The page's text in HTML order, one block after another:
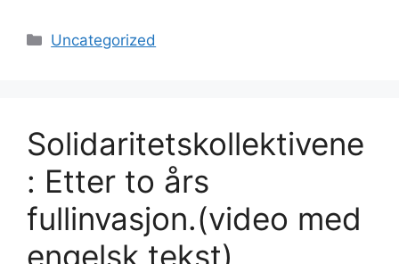
Kategorier
Uncategorized
Solidaritetskollektivene
: Etter to års
fullinvasjon.(video med
engelsk tekst)